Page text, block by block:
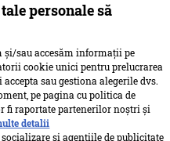
personale să
și/sau accesăm informații pe
cookie unici pentru prelucrarea
sau gestiona alegerile dvs.
pe pagina cu politica de
fi raportate partenerilor noștri și
detalii
si agentiile de publicitate